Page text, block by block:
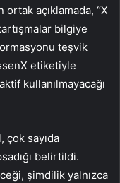
açıklamada, “X
bilgiye
teşvik
etiketiyle
kullanılmayacağı
çok sayıda
belirtildi.
şimdilik yalnızca